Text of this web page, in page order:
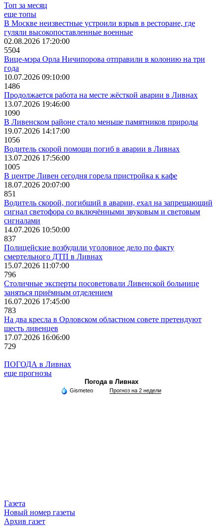
Топ за месяц
еще топы
В Москве неизвестные устроили взрыв в ресторане, где
гуляли высокопоставленные военные
02.08.2026 17:20:00
5504
Вице-мэра Орла Ничипорова отправили в колонию на три
года
10.07.2026 09:10:00
1486
Продолжается работа на месте жёсткой аварии в Ливнах
13.07.2026 19:46:00
1090
В Ливенском районе стало меньше памятников природы
19.07.2026 14:17:00
1056
Водитель скорой помощи погиб в аварии в Ливнах
13.07.2026 17:56:00
1005
В центре Ливен сегодня горела пристройка к кафе
18.07.2026 20:07:00
851
Водитель скорой, погибший в аварии, ехал на запрещающий
сигнал светофора со включёнными звуковым и световым
сигналами
14.07.2026 10:50:00
837
Полицейские возбудили уголовное дело по факту
смертельного ДТП в Ливнах
15.07.2026 11:07:00
796
Столичные эксперты посоветовали Ливенской больнице
заняться приёмным отделением
16.07.2026 17:45:00
783
На два кресла в Орловском областном совете претендуют
шесть ливенцев
17.07.2026 16:06:00
729
ПОГОДА в Ливнах
еще прогнозы
Погода в Ливнах
Gismeteo Прогноз на 2 недели
Газета
Новый номер газеты
Архив газет